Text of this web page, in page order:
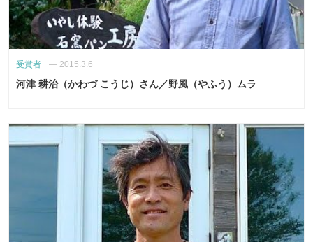
受賞者 — 2015.3.6
河津 耕治（かわづ こうじ）さん／野風（やふう）ムラ